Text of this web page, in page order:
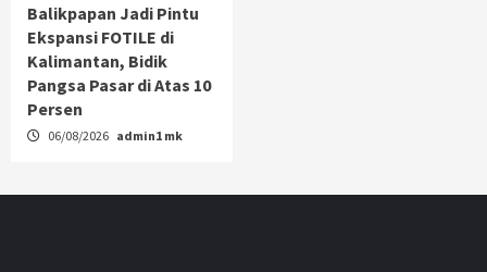
Balikpapan Jadi Pintu
Ekspansi FOTILE di
Kalimantan, Bidik
Pangsa Pasar di Atas 10
Persen
06/08/2026 admin1 mk